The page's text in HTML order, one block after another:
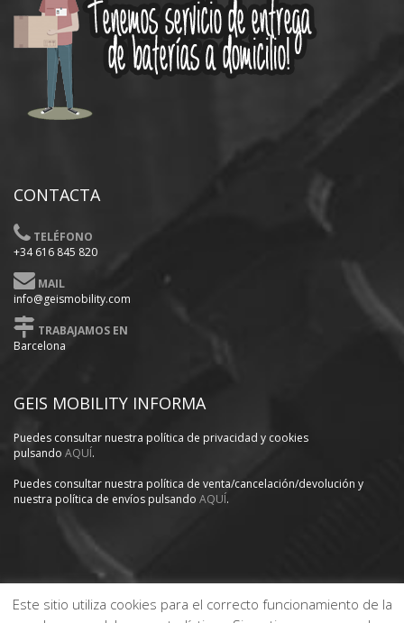
CONTACTA
TELÉFONO
+34 616 845 820
MAIL
info@geismobility.com
TRABAJAMOS EN
Barcelona
GEIS MOBILITY INFORMA
Puedes consultar nuestra política de privacidad y cookies
pulsando AQUÍ.
Puedes consultar nuestra política de venta/cancelación/devolución y
nuestra política de envíos pulsando AQUÍ.
Este sitio utiliza cookies para el correcto funcionamiento de la